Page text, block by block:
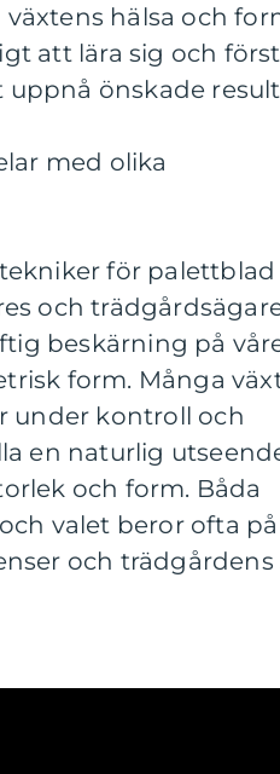
hälsa och
att lära sig och
önskade
med olika
för palettblad
och
beskärning på
form. Många
under kontroll och
en naturlig
och form. Båda
valet beror ofta
och trädgårdens